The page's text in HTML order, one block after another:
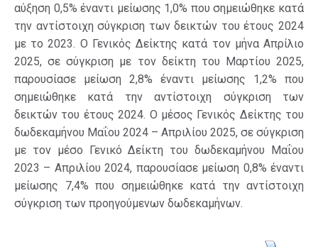
αύξηση 0,5% έναντι μείωσης 1,0% που σημειώθηκε κατά
την αντίστοιχη σύγκριση των δεικτών του έτους 2024
με το 2023. Ο Γενικός Δείκτης κατά τον μήνα Απρίλιο
2025, σε σύγκριση με τον δείκτη του Μαρτίου 2025,
παρουσίασε μείωση 2,8% έναντι μείωσης 1,2% που
σημειώθηκε κατά την αντίστοιχη σύγκριση των
δεικτών του έτους 2024. Ο μέσος Γενικός Δείκτης του
δωδεκαμήνου Μαΐου 2024 – Απριλίου 2025, σε σύγκριση
με τον μέσο Γενικό Δείκτη του δωδεκαμήνου Μαΐου
2023 – Απριλίου 2024, παρουσίασε μείωση 0,8% έναντι
μείωσης 7,4% που σημειώθηκε κατά την αντίστοιχη
σύγκριση των προηγούμενων δωδεκαμήνων.